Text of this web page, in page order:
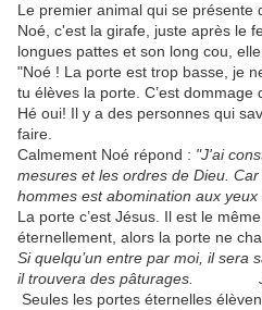
Le premier animal qui se présente
Noé, c'est la girafe, juste après le
longues pattes et son long cou,
"Noé ! La porte est trop basse, je
tu élèves la porte. C’est dommage
Hé oui! Il y a des personnes qui
faire.
Calmement Noé répond : "J'ai
mesures et les ordres de Dieu.
hommes est abomination aux yeux
La porte c’est Jésus. Il est le même
éternellement, alors la porte ne
Si quelqu’un entre par moi, il sera
il trouvera des pâturages.
Seules les portes éternelles